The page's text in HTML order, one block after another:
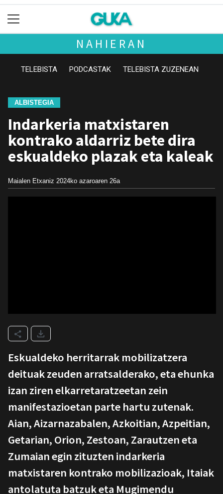
NAHIERAN
TELEBISTA PODCASTAK TELEBISTA ZUZENEAN
ALBISTEGIA
Indarkeria matxistaren
kontrako aldarriz bete dira
eskualdeko plazak eta kaleak
Maialen Etxaniz 2024ko azaroaren 26a
Eskualdeko herritarrak mobilizatzera
deituak zeuden arratsalderako, eta ehunka
izan ziren elkarretaratzeetan zein
manifestazioetan parte hartu zutenak.
Aian, Aizarnazabalen, Azkoitian, Azpeitian,
Getarian, Orion, Zestoan, Zarautzen eta
Zumaian egin zituzten indarkeria
matxistaren kontrako mobilizazioak, Itaiak
antolatuta batzuk eta Mugimendu